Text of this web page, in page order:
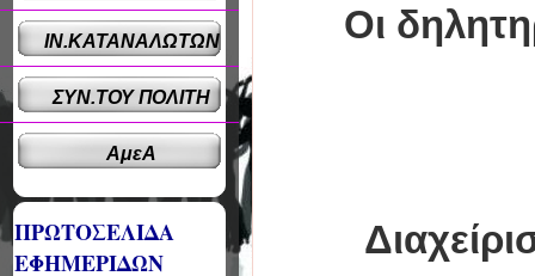
Οι
ΙΝ.ΚΑΤΑΝΑΛΩΤΩΝ
ΣΥΝ.ΤΟΥ ΠΟΛΙΤΗ
ΑμεΑ
ΠΡΩΤΟΣΕΛΙΔΑ
ΕΦΗΜΕΡΙΔΩΝ